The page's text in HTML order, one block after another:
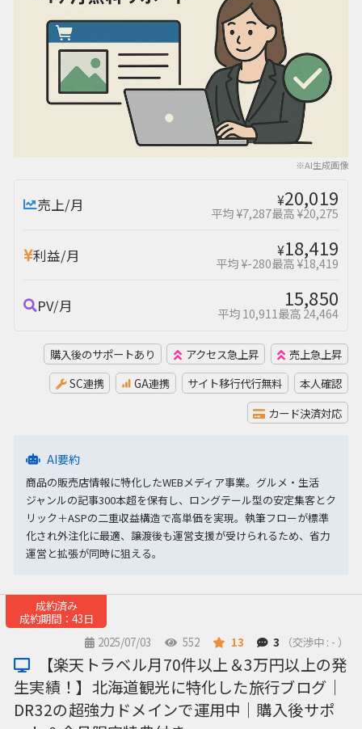
※AI生成画像
売上/月 ¥20,019
平均 ¥7,287最高 ¥20,275
利益/月 ¥18,419
平均 ¥-280最高 ¥18,419
PV/月 15,850
平均 10,911最高 24,464
購入後のサポートあり アクセス急上昇
売上急上昇
SC連携
GA連携 サイト移行代行無料
本人確認
カード決済対応
AI要約
商品の販売店情報に特化したWEBメディア事業。グルメ・生活
ジャンルの記事300本超を保有し、ロングテール型の安定集客とク
リック＋ASPの二重収益構造で高単価を実現。執筆フローが標準
化され外注化に最適、譲渡後も運営支援が受けられるため、省力
運営と拡張が同時に狙える。
成約済み
成約期間：43日
2025/07/03
552 13 3 （交渉中 : - ）
【楽天トラベル月70件以上＆3万円以上の発
生実績！】北海道観光に特化した旅行ブログ｜
DR32の超強力ドメインで運用中｜購入後サポ